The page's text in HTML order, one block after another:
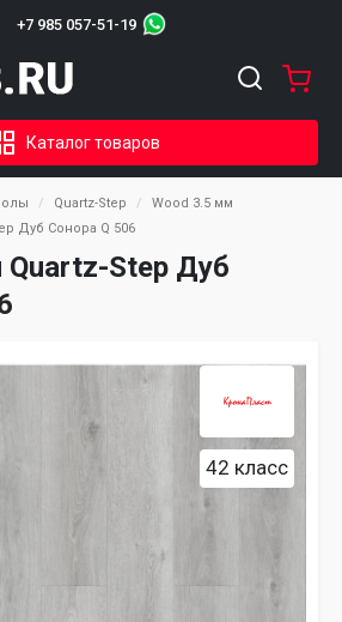
+7 985 057-51-19
Каталог товаров
Quartz-Step
Wood 3.5 мм
Дуб Сонора Q 506
Quartz-Step Дуб
42 класс